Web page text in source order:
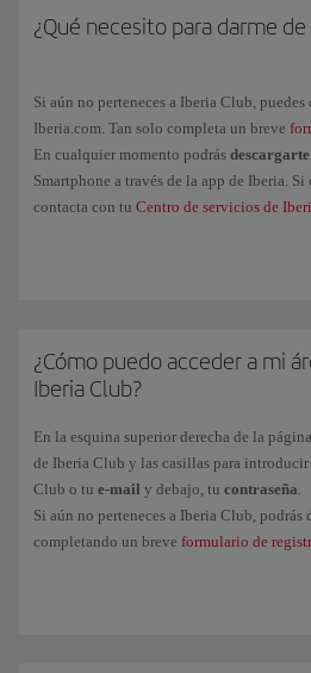
Recuerda que la obtención de Puntos
Avios ganados solo aplica a las compras
Los Puntos Elite y los Avios asociados al
¿Qué necesito para darme
Si aún no perteneces a Iberia Club, puedes
Iberia.com. Tan solo completa un breve
En cualquier momento podrás
Smartphone a través de la app de Iberia.
contacta con tu Centro de servicios de
¿Cómo puedo acceder a mi
Iberia Club?
En la esquina superior derecha de la
de Iberia Club y las casillas para introducir
Club o tu e-mail y debajo, tu contraseña.
Si aún no perteneces a Iberia Club, podrás
completando un breve formulario de
Además, podrás asociar tu perfil Iberia